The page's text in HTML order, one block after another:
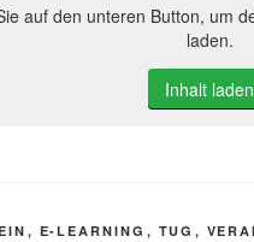
auf den unteren Button, um
laden.
Inhalt laden
, E-LEARNING , TUG ,